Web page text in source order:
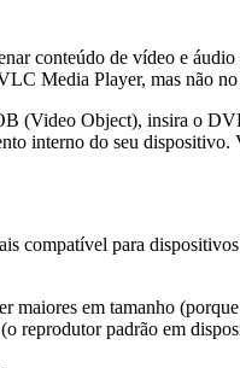
conteúdo de vídeo e
Media Player, mas não
(Video Object), insira o
interno do seu
compatível para
maiores em tamanho
reprodutor padrão em